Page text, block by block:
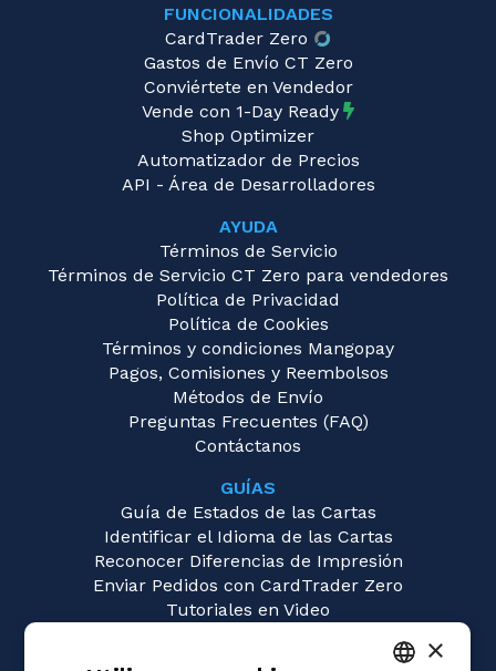
FUNCIONALIDADES
CardTrader Zero
Gastos de Envío CT Zero
Conviértete en Vendedor
Vende con 1-Day Ready
Shop Optimizer
Automatizador de Precios
API - Área de Desarrolladores
AYUDA
Términos de Servicio
Términos de Servicio CT Zero para vendedores
Política de Privacidad
Política de Cookies
Términos y condiciones Mangopay
Pagos, Comisiones y Reembolsos
Métodos de Envío
Preguntas Frecuentes (FAQ)
Contáctanos
GUÍAS
Guía de Estados de las Cartas
Identificar el Idioma de las Cartas
Reconocer Diferencias de Impresión
Enviar Pedidos con CardTrader Zero
Tutoriales en Video
×